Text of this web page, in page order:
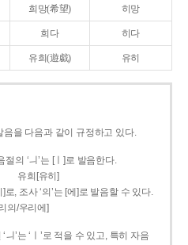
희망(希望) 히망
희다 히다
유희(遊戱) 유히
음을 다음과 같이 규정하고 있다.
의 ‘ㅢ’는 [ㅣ]로 발음한다.
유희[유히]
, 조사 ‘의’는 [에]로 발음할 수 있다.
의/우리에]
’는 ‘ㅣ’로 적을 수 있고, 특히 자음